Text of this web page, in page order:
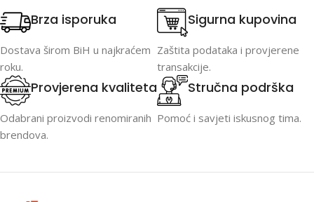
Brza isporuka
Dostava širom BiH u najkraćem
roku.
Sigurna kupovina
Zaštita podataka i provjerene
transakcije.
Provjerena kvaliteta
Odabrani proizvodi renomiranih
brendova.
Stručna podrška
Pomoć i savjeti iskusnog tima.